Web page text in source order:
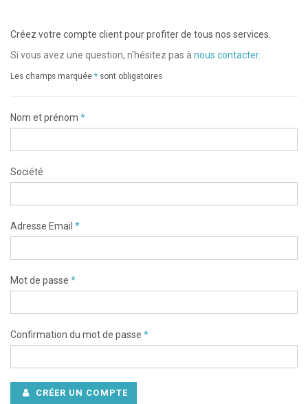
Créez votre compte client pour profiter de tous nos services.
Si vous avez une question, n'hésitez pas à nous contacter.
Les champs marquée * sont obligatoires
Nom et prénom *
Société
Adresse Email *
Mot de passe *
Confirmation du mot de passe *
CRÉER UN COMPTE